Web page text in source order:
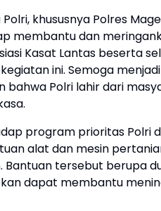
khususnya Polres
membantu dan
Kasat Lantas beserta
ini. Semoga
Polri lahir dari
program prioritas Polri
alat dan mesin
Bantuan tersebut berupa
dapat membantu